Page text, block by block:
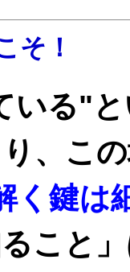
そ！
る"
、こ
く鍵は
ること